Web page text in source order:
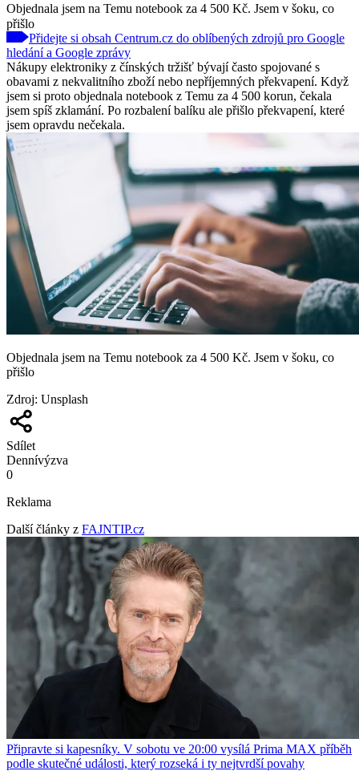
Objednala jsem na Temu notebook za 4 500 Kč. Jsem v šoku, co
přišlo
Přidejte si obsah Centrum.cz do oblíbených zdrojů pro Google
hledání a Google zprávy
Nákupy elektroniky z čínských tržišť bývají často spojované s
obavami z nekvalitního zboží nebo nepříjemných překvapení. Když
jsem si proto objednala notebook z Temu za 4 500 korun, čekala
jsem spíš zklamání. Po rozbalení balíku ale přišlo překvapení, které
jsem opravdu nečekala.
Objednala jsem na Temu notebook za 4 500 Kč. Jsem v šoku, co
přišlo
Zdroj: Unsplash
Sdílet
Dennívýzva
0
Reklama
Další články z FAJNTIP.cz
Připravte si kapesníky. V sobotu ve 20:00 vysílá Prima MAX příběh
podle skutečné události, který rozseká i ty nejtvrdší povahy